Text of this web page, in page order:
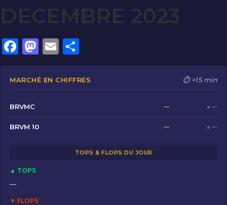
DECEMBRE 2023
F
a
c
b
o
o
M
a
st
o
n
E
m
ai
ar
ta
MARCHÉ EN CHIFFRES ⏱ +15 min
BRVMC — ● —
BRVM 10 — ● —
TOPS & FLOPS DU JOUR
▲ TOPS
—
▼ FLOPS